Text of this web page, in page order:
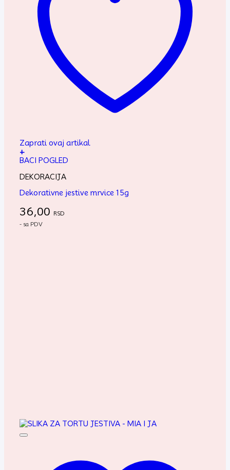
Zaprati ovaj artikal
+
BACI POGLED
DEKORACIJA
Dekorativne jestive mrvice 15g
36,00 RSD
- sa PDV